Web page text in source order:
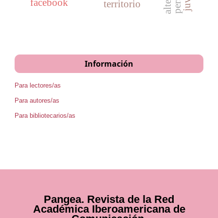
territorio
facebook
Información
Para lectores/as
Para autores/as
Para bibliotecarios/as
Pangea. Revista de la Red
Académica Iberoamericana de